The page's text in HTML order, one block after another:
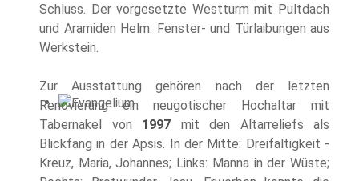
Schluss. Der vorgesetzte Westturm mit Pultdach
und Aramiden Helm. Fenster- und Türlaibungen aus
Werkstein.
Zur Ausstattung gehören nach der letzten
Renovierung ein neugotischer Hochaltar mit
Tabernakel von 1997 mit den Altarreliefs als
Blickfang in der Apsis. In der Mitte: Dreifaltigkeit -
Kreuz, Maria, Johannes; Links: Manna in der Wüste;